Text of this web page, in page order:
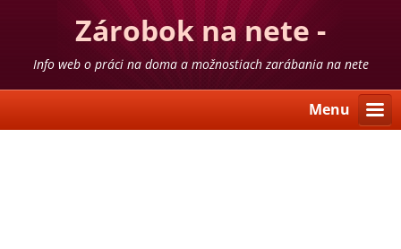
Zárobok na nete -
skúsenosti
Info web o práci na doma a možnostiach zarábania na nete
Menu